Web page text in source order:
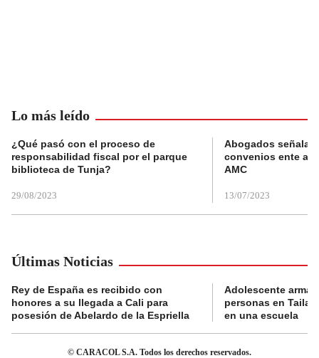
Lo más leído
¿Qué pasó con el proceso de
responsabilidad fiscal por el parque
biblioteca de Tunja?
29/08/2023
Abogados
convenios ente
AMC
13/07/2023
Últimas Noticias
Rey de España es recibido con
honores a su llegada a Cali para
posesión de Abelardo de la Espriella
Adolescente
personas en
en una escuela
© CARACOL S.A. Todos los derechos reservados.